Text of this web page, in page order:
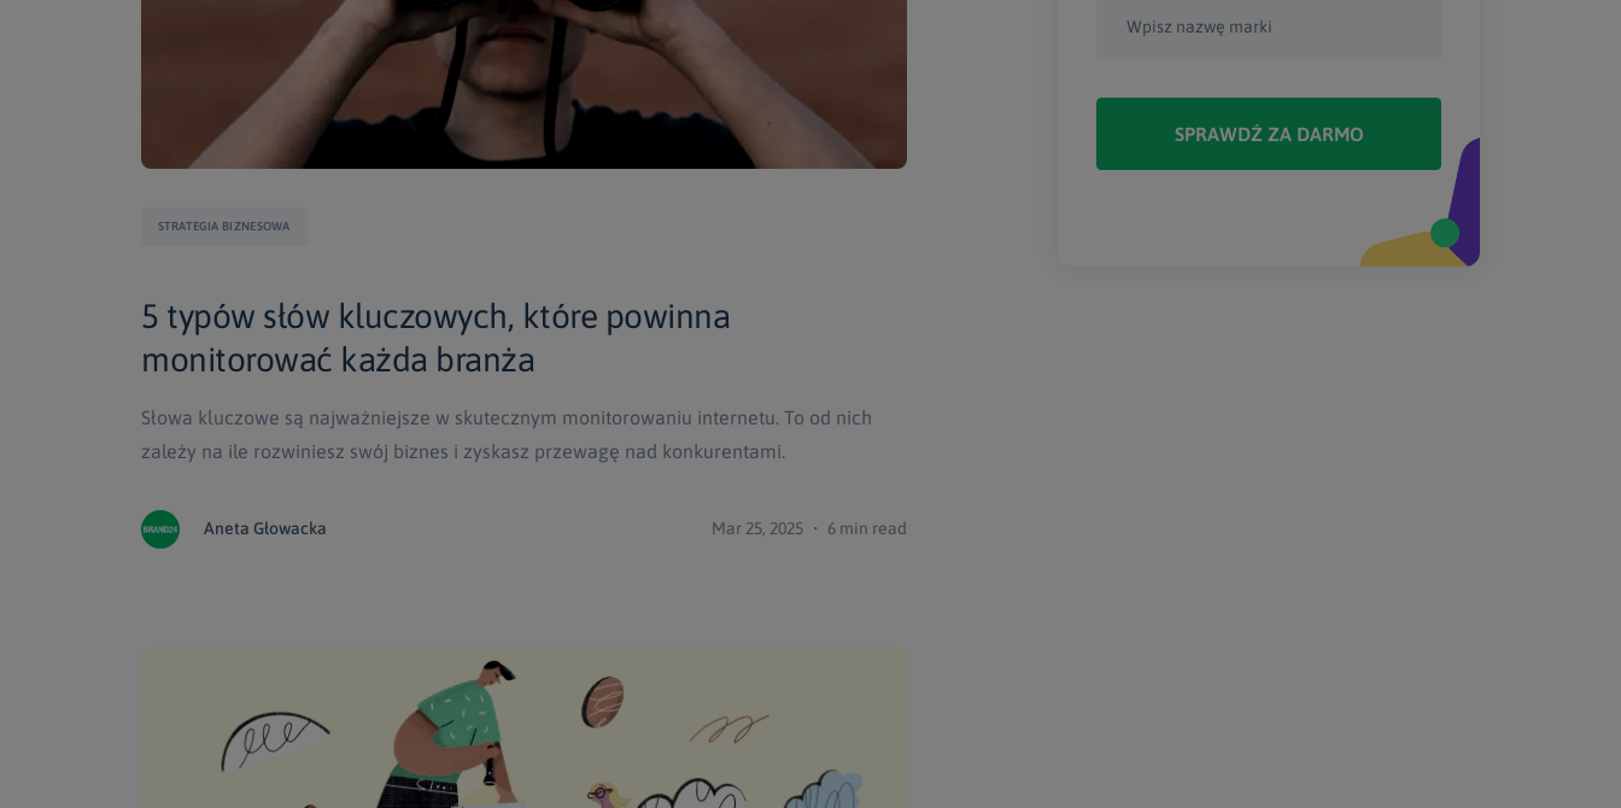
STRATEGIA BIZNESOWA
5 typów słów kluczowych, które powinna
monitorować każda branża
Słowa kluczowe są najważniejsze w skutecznym monitorowaniu internetu. To od nich
zależy na ile rozwiniesz swój biznes i zyskasz przewagę nad konkurentami.
Aneta Głowacka Mar 25, 2025 ・ 6 min read
SPRAWDŹ ZA DARMO